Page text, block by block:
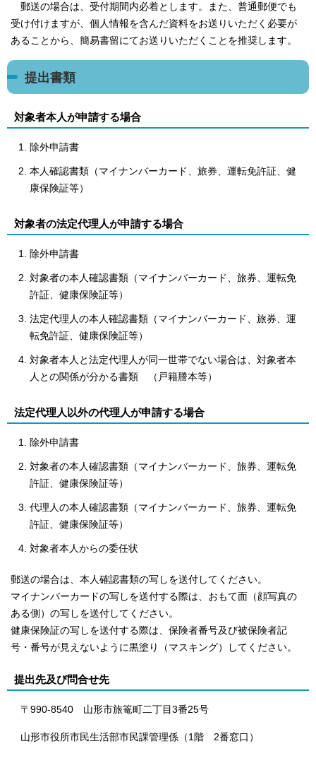
郵送の場合は、受付期間内必着とします。また、普通郵便でも
受け付けますが、個人情報を含んだ資料をお送りいただく必要が
あることから、簡易書留にてお送りいただくことを推奨します。
提出書類
対象者本人が申請する場合
除外申請書
本人確認書類（マイナンバーカード、旅券、運転免許証、健
康保険証等）
対象者の法定代理人が申請する場合
除外申請書
対象者の本人確認書類（マイナンバーカード、旅券、運転免
許証、健康保険証等）
法定代理人の本人確認書類（マイナンバーカード、旅券、運
転免許証、健康保険証等）
対象者本人と法定代理人が同一世帯でない場合は、対象者本
人との関係が分かる書類 （戸籍謄本等）
法定代理人以外の代理人が申請する場合
除外申請書
対象者の本人確認書類（マイナンバーカード、旅券、運転免
許証、健康保険証等）
代理人の本人確認書類（マイナンバーカード、旅券、運転免
許証、健康保険証等）
対象者本人からの委任状
郵送の場合は、本人確認書類の写しを送付してください。
マイナンバーカードの写しを送付する際は、おもて面（顔写真の
ある側）の写しを送付してください。
健康保険証の写しを送付する際は、保険者番号及び被保険者記
号・番号が見えないように黒塗り（マスキング）してください。
提出先及び問合せ先
〒990-8540 山形市旅篭町二丁目3番25号
山形市役所市民生活部市民課管理係（1階 2番窓口）